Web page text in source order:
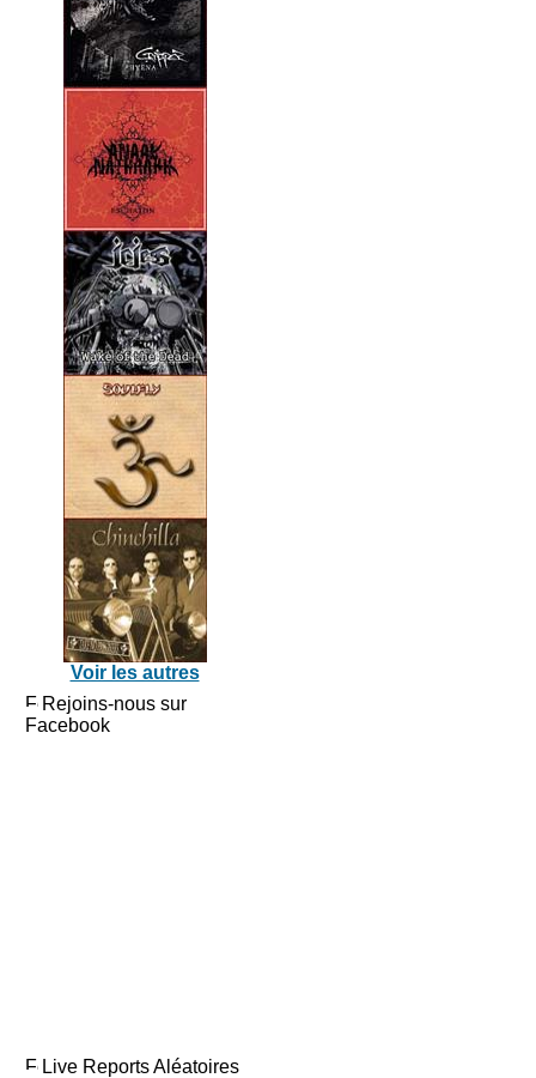
Voir les autres
Rejoins-nous sur
Facebook
Live Reports Aléatoires